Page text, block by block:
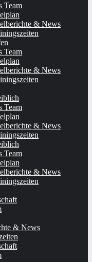
Team
& News
Team
& News
Team
& News
Team
& News
& News